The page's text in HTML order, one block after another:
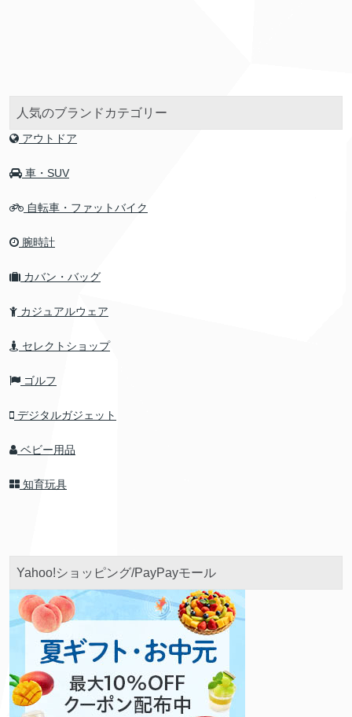
人気のブランドカテゴリー
アウトドア
車・SUV
自転車・ファットバイク
腕時計
カバン・バッグ
カジュアルウェア
セレクトショップ
ゴルフ
デジタルガジェット
ベビー用品
知育玩具
Yahoo!ショッピング/PayPayモール